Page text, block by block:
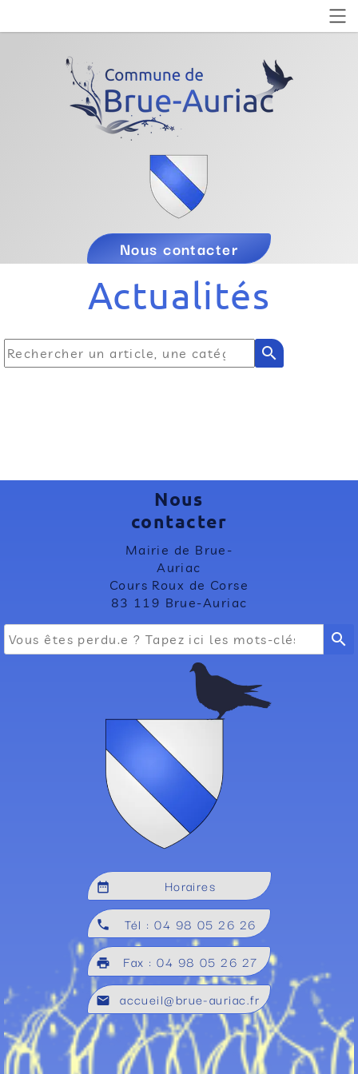
Nous contacter
Actualités
search
Nous
contacter
Mairie de Brue-
Auriac
Cours Roux de Corse
83 119 Brue-Auriac
search
date_range Horaires
local_phone Tél : 04 98 05 26 26
local_printshop Fax : 04 98 05 26 27
mail accueil@brue-auriac.fr